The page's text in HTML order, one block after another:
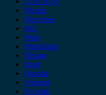
Mazda
Mercedes
MG
Mini
Mitsubishi
Nissan
Opel
Omoda
Peugeot
Porsche